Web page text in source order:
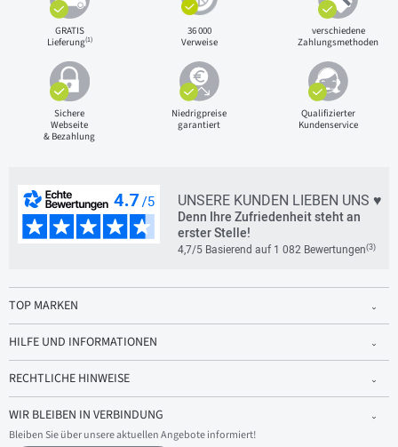
GRATIS
Lieferung(1)
36 000
Verweise
verschiedene
Zahlungsmethoden
Sichere
Webseite
& Bezahlung
Niedrigpreise
garantiert
Qualifizierter
Kundenservice
UNSERE KUNDEN LIEBEN UNS ♥
Denn Ihre Zufriedenheit steht an
erster Stelle!
4,7/5 Basierend auf 1 082 Bewertungen(3)
TOP MARKEN
HILFE UND INFORMATIONEN
RECHTLICHE HINWEISE
WIR BLEIBEN IN VERBINDUNG
Bleiben Sie über unsere aktuellen Angebote informiert!